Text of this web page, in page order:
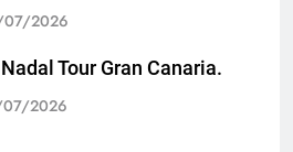
2026
Tour Gran Canaria.
2026